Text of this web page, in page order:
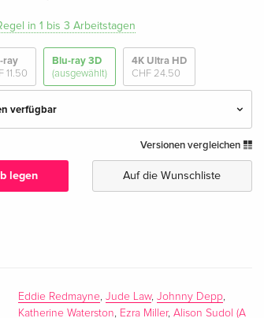
in 1 bis 3 Arbeitstagen
ray
11.50
Blu-ray 3D
(ausgewählt)
4K Ultra HD
CHF 24.50
verfügbar
CHF 11.50
HD + Blu-ray 3D + Blu-ray
Versionen vergleichen
legen Auf die Wunschliste
Eddie Redmayne,Jude Law,Johnny Depp,
Katherine Waterston, Ezra Miller,Alison Sudol (A